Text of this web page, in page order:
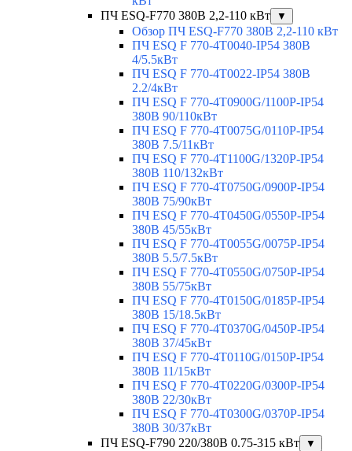
ПЧ ESQ-F770 380В 2,2-110 кВт
▼
Обзор ПЧ ESQ-F770 380В 2,2-110 кВт
ПЧ ESQ F 770-4T0040-IP54 380В
4/5.5кВт
ПЧ ESQ F 770-4T0022-IP54 380В
2.2/4кВт
ПЧ ESQ F 770-4Т0900G/1100P-IP54
380В 90/110кВт
ПЧ ESQ F 770-4T0075G/0110P-IP54
380В 7.5/11кВт
ПЧ ESQ F 770-4T1100G/1320P-IP54
380В 110/132кВт
ПЧ ESQ F 770-4T0750G/0900P-IP54
380В 75/90кВт
ПЧ ESQ F 770-4T0450G/0550P-IP54
380В 45/55кВт
ПЧ ESQ F 770-4T0055G/0075P-IP54
380В 5.5/7.5кВт
ПЧ ESQ F 770-4T0550G/0750P-IP54
380В 55/75кВт
ПЧ ESQ F 770-4T0150G/0185P-IP54
380В 15/18.5кВт
ПЧ ESQ F 770-4T0370G/0450P-IP54
380В 37/45кВт
ПЧ ESQ F 770-4T0110G/0150P-IP54
380В 11/15кВт
ПЧ ESQ F 770-4T0220G/0300P-IP54
380В 22/30кВт
ПЧ ESQ F 770-4T0300G/0370P-IP54
380В 30/37кВт
ПЧ ESQ-F790 220/380В 0.75-315 кВт
▼